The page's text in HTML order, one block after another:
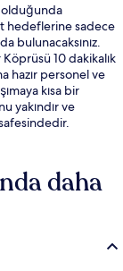
olduğunda
hedeflerine sadece
bulunacaksınız.
10 dakikalık
hazır personel ve
kısa bir
yakındır ve
daha